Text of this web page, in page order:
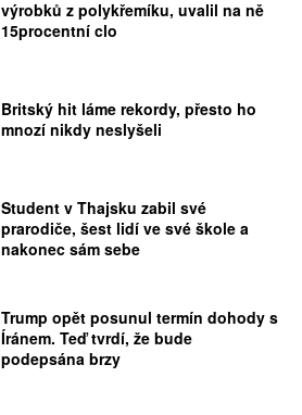
výrobků z polykřemíku, uvalil na ně
15procentní clo
Britský hit láme rekordy, přesto ho
mnozí nikdy neslyšeli
Student v Thajsku zabil své
prarodiče, šest lidí ve své škole a
nakonec sám sebe
Trump opět posunul termín dohody s
Íránem. Teď tvrdí, že bude
podepsána brzy